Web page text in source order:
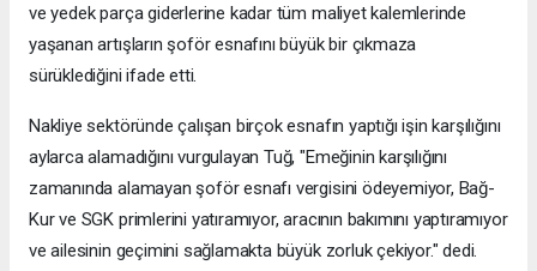
ve yedek parça giderlerine kadar tüm maliyet kalemlerinde
yaşanan artışların şoför esnafını büyük bir çıkmaza
sürüklediğini ifade etti.
Nakliye sektöründe çalışan birçok esnafın yaptığı işin karşılığını
aylarca alamadığını vurgulayan Tuğ, "Emeğinin karşılığını
zamanında alamayan şoför esnafı vergisini ödeyemiyor, Bağ-
Kur ve SGK primlerini yatıramıyor, aracının bakımını yaptıramıyor
ve ailesinin geçimini sağlamakta büyük zorluk çekiyor." dedi.